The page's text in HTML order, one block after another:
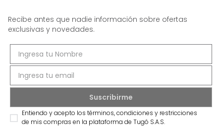
Recibe antes que nadie información sobre ofertas
exclusivas y novedades.
Entiendo y acepto los términos, condiciones y restricciones
de mis compras en la plataforma de Tugó S.A.S.